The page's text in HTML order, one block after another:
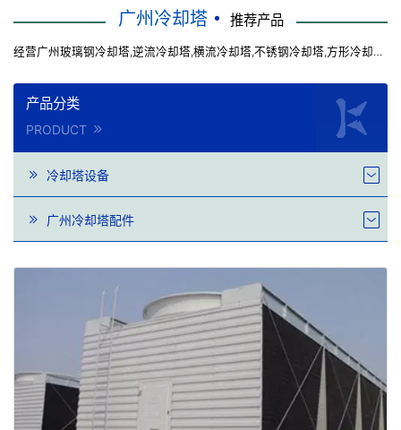
广州冷却塔 推荐产品
经营广州玻璃钢冷却塔,逆流冷却塔,横流冷却塔,不锈钢冷却塔,方形冷却塔,
产品分类
PRODUCT
冷却塔设备
广州冷却塔配件